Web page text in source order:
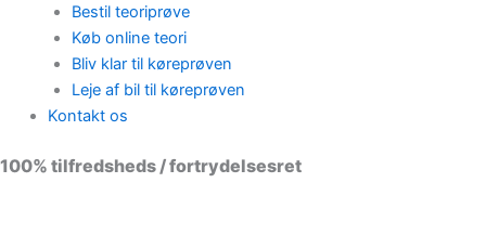
Bestil teoriprøve
Køb online teori
Bliv klar til køreprøven
Leje af bil til køreprøven
Kontakt os
100% tilfredsheds / fortrydelsesret